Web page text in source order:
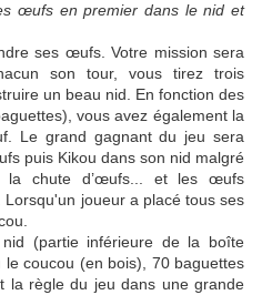
œufs en premier dans le nid et
ses œufs. Votre mission sera
son tour, vous tirez trois
un beau nid. En fonction des
vous avez également la
Le grand gagnant du jeu sera
puis Kikou dans son nid malgré
la chute d’œufs... et les œufs
joueur a placé tous ses
(partie inférieure de la boîte
coucou (en bois), 70 baguettes
règle du jeu dans une grande